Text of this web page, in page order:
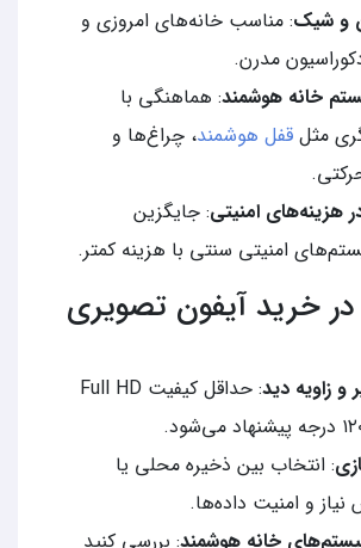
و شیک: مناسب خانه‌های امروزی و
مدرن.
خانه هوشمند: هماهنگی با
مثل قفل هوشمند، چراغ‌ها و
هزینه‌های امنیتی: جایگزین
امنیتی سنتی با هزینه کمتر.
خرید آیفون تصویری
زاویه دید
: حداقل کیفیت Full HD
: انتخاب بین ذخیره محلی یا
نیاز و امنیت داده‌ها.
خانه هوشمند: بررسی کنید